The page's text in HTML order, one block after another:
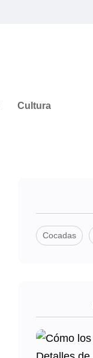
Cultura
Cocadas